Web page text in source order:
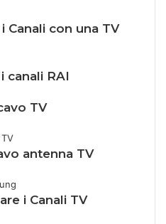
Canali con una TV
canali RAI
TV
antenna TV
i Canali TV